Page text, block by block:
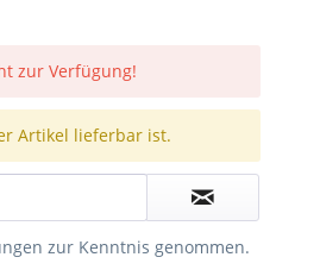
zur Verfügung!
Artikel lieferbar ist.
zur Kenntnis genommen.